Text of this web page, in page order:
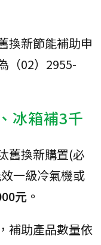
換新節能補助申
（02）2955-
冰箱補3千
舊換新購置(必
一級冷氣機或
元。
補助產品數量依